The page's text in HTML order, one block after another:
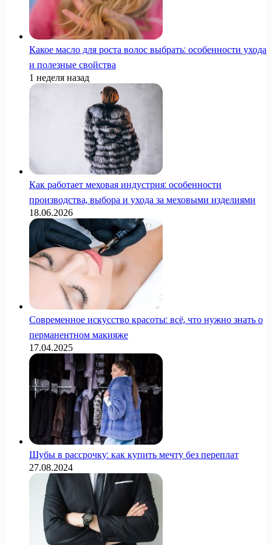
Какое масло для роста волос выбрать: особенности ухода
и полезные свойства
1 неделя назад
Как работает меховая индустрия: особенности
производства, выбора и ухода за меховыми изделиями
18.06.2026
Современное искусство красоты: всё, что нужно знать о
перманентном макияже
17.04.2025
Шубы в рассрочку: как купить мечту без переплат
27.08.2024